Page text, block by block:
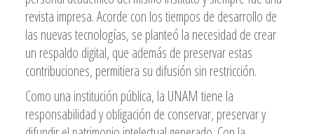
revista impresa. Acorde con los tiempos de desarrollo de
las nuevas tecnologías, se planteó la necesidad de crear
un respaldo digital, que además de preservar estas
contribuciones, permitiera su difusión sin restricción.
Como una institución pública, la UNAM tiene la
responsabilidad y obligación de conservar, preservar y